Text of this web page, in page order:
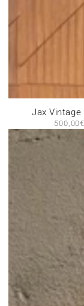
Jax Vintage
Prix
500,00€